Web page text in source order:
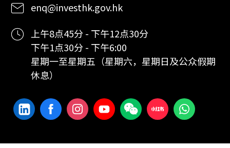
enq@investhk.gov.hk
上午8点45分 - 下午12点30分
下午1点30分 - 下午6:00
星期一至星期五（星期六，星期日及公众假期
休息）